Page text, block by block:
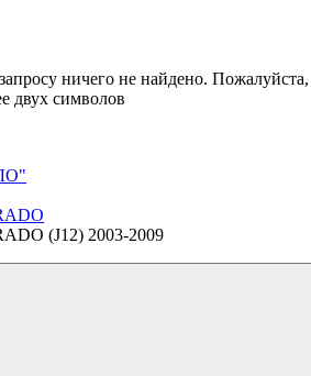
ничего не найдено. Пожалуйста,
двух символов
(J12) 2003-2009